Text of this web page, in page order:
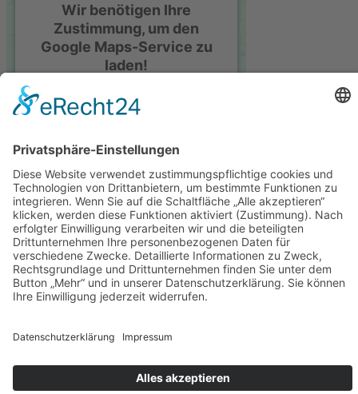
Wir benötigen Ihre
Zustimmung, um den
Google Maps-Service zu
laden!
Wir verwenden einen Service eines
Drittanbieters, um Karteninhalte
Daten zu Ihren Aktivitäten
sammeln. Bitte lesen Sie die Details
durch und stimmen Sie der
Nutzung des Service zu, um diese
Karte anzuzeigen.
Mehr Informationen
Akzeptieren
powered by
Usercentrics Consent
© 2023 ESVT Edelstahl- und Stahl-Verbindungstechnik GmbH |
Alle Rechte vorbehalten
Impressum